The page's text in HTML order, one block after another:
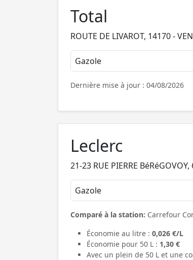
Total
ROUTE DE LIVAROT, 14170 -
Gazole
Dernière mise à jour : 04/08/2026
Leclerc
21-23 RUE PIERRE
Gazole
Comparé à la station: Carrefour
Économie au litre : 0,026 €/L
Économie pour 50 L : 1,30 €
Avec un plein de 50 L et une